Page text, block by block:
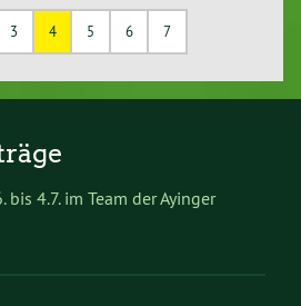
3 4 5 6 7
4.7. im Team der Ayinger